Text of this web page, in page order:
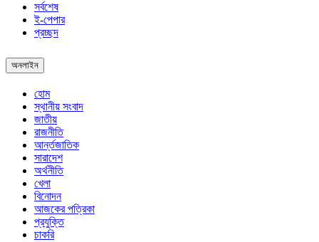
সর্বশেষ
ই-পেপার
প্রচ্ছদ
অনলাইন
হোম
স্থানীয় সংবাদ
জাতীয়
রাজনীতি
আর্ন্তজাতিক
সারাদেশ
অর্থনীতি
খেলা
বিনোদন
আজকের পত্রিকা
প্রযুক্তি
চাকরি